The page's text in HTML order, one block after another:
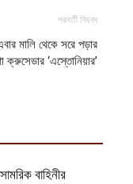
পরবর্তী নিবন্ধ
মালি থেকে সরে পড়ার
ক্রুসেডার ‘এস্তোনিয়ার’
বাহিনীর